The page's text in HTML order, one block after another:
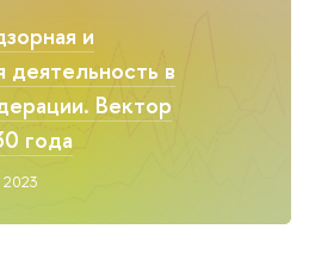
и
деятельность в
Вектор
года
2023